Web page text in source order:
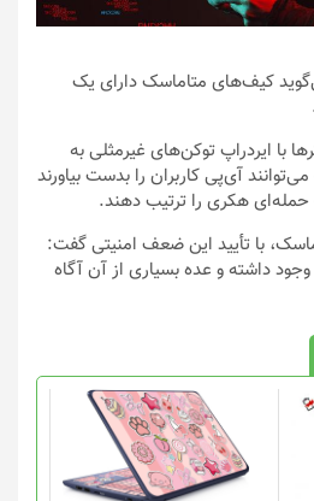
کیف‌های متاماسک دارای یک
با ایردراپ توکن‌های غیرمثلی به
آی‌پی کاربران را بدست بیاورند
حمله‌ای هکری را ترتیب دهند.
با تأیید این ضعف امنیتی گفت:
داشته و عده بسیاری از آن آگاه